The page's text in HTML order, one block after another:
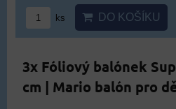
ks DO KOŠÍKU
3x Fóliový balónek
cm | Mario balón pro